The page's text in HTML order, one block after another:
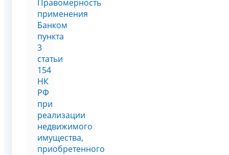
Правомерность
применения
Банком
пункта
3
статьи
154
НК
РФ
при
реализации
недвижимого
имущества,
приобретенного